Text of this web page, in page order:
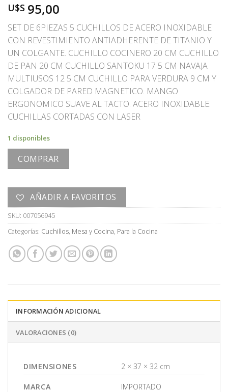
U$S 95,00
SET DE 6PIEZAS 5 CUCHILLOS DE ACERO INOXIDABLE
CON REVESTIMIENTO ANTIADHERENTE DE TITANIO Y
UN COLGANTE. CUCHILLO COCINERO 20 CM CUCHILLO
DE PAN 20 CM CUCHILLO SANTOKU 17 5 CM NAVAJA
MULTIUSOS 12 5 CM CUCHILLO PARA VERDURA 9 CM Y
COLGADOR DE PARED MAGNETICO. MANGO
ERGONOMICO SUAVE AL TACTO. ACERO INOXIDABLE.
CUCHILLAS CORTADAS CON LASER
1 disponibles
COMPRAR
AÑADIR A FAVORITOS
SKU: 007056945
Categorías: Cuchillos, Mesa y Cocina, Para la Cocina
INFORMACIÓN ADICIONAL
VALORACIONES (0)
DIMENSIONES 2 × 37 × 32 cm
MARCA IMPORTADO